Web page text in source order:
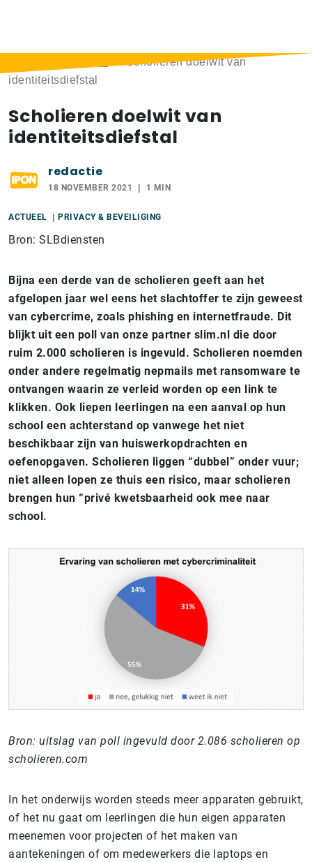
Scholieren doelwit van
identiteitsdiefstal
Scholieren doelwit van
identiteitsdiefstal
redactie
18 NOVEMBER 2021 1 MIN
ACTUEEL PRIVACY & BEVEILIGING
Bron: SLBdiensten
Bijna een derde van de scholieren geeft aan het
afgelopen jaar wel eens het slachtoffer te zijn geweest
van cybercrime, zoals phishing en internetfraude. Dit
blijkt uit een poll van onze partner slim.nl die door
ruim 2.000 scholieren is ingevuld. Scholieren noemden
onder andere regelmatig nepmails met ransomware te
ontvangen waarin ze verleid worden op een link te
klikken. Ook liepen leerlingen na een aanval op hun
school een achterstand op vanwege het niet
beschikbaar zijn van huiswerkopdrachten en
oefenopgaven. Scholieren liggen “dubbel” onder vuur;
niet alleen lopen ze thuis een risico, maar scholieren
brengen hun “privé kwetsbaarheid ook mee naar
school.
Bron: uitslag van poll ingevuld door 2.086 scholieren op
scholieren.com
In het onderwijs worden steeds meer apparaten gebruikt,
of het nu gaat om leerlingen die hun eigen apparaten
meenemen voor projecten of het maken van
aantekeningen of om medewerkers die laptops en